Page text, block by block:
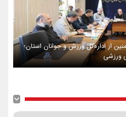
از اداره‌کل ورزش و جوانان استان؛
ورزشی